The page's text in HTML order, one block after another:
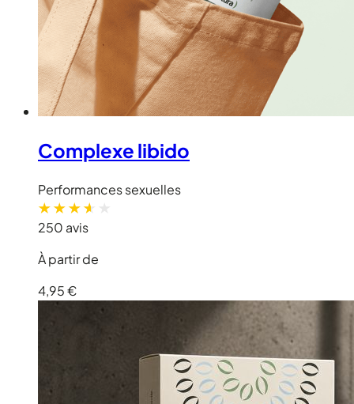
Complexe libido
Performances sexuelles
250 avis
À partir de
4,95 €